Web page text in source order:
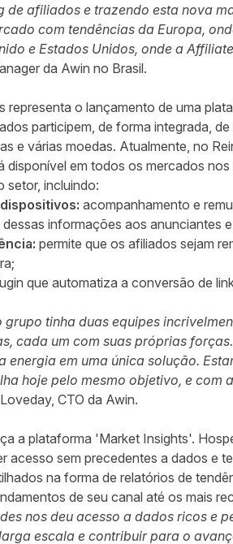
de afiliados e trazendo esta nova
com tendências da Europa,
e Estados Unidos, onde a
da Awin no Brasil.
representa o lançamento de uma
participem, de forma integrada,
e várias moedas. Atualmente, no
disponível em todos os mercados
setor, incluindo:
acompanhamento e
informações aos anunciantes
permite que os afiliados sejam
que automatiza a conversão de
grupo tinha duas equipes
cada um com suas próprias
energia em uma única solução.
hoje pelo mesmo objetivo, e
CTO da Awin.
a plataforma 'Market Insights'.
acesso sem precedentes a dados e
na forma de relatórios de
de seu canal até os mais
nos deu acesso a dados ricos e
escala e contribuir para o